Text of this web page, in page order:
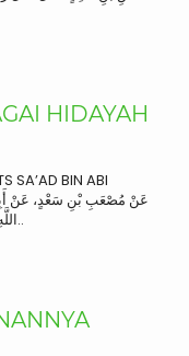
HIDAYAH
SA’AD BIN ABI
اللَّهِ صَلَّى اللَّهُ عَلَيْهِ وَسَلَّمَ، فَتَلَا عَلَيْهِمْ زَمَانًا،فَقَالُوا: يَا..